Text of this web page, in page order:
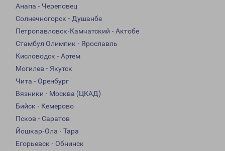
Анапа - Череповец
Солнечногорск - Душанбе
Петропавловск-Камчатский - Актобе
Стамбул Олимпик - Ярославль
Кисловодск - Артем
Могилев - Якутск
Чита - Оренбург
Вязники - Москва (ЦКАД)
Бийск - Кемерово
Псков - Саратов
Йошкар-Ола - Тара
Егорьевск - Обнинск